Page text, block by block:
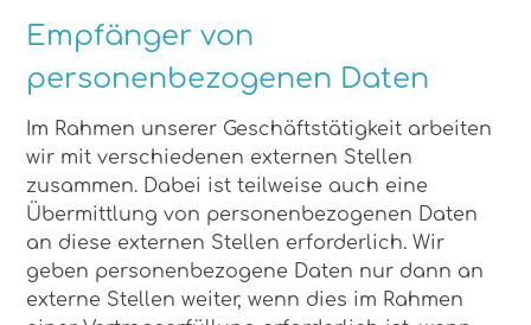
Empfänger von
personenbezogenen Daten
Im Rahmen unserer Geschäftstätigkeit arbeiten
wir mit verschiedenen externen Stellen
zusammen. Dabei ist teilweise auch eine
Übermittlung von personenbezogenen Daten
an diese externen Stellen erforderlich. Wir
geben personenbezogene Daten nur dann an
externe Stellen weiter, wenn dies im Rahmen